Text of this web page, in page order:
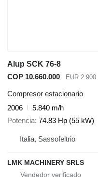
Alup SCK 76-8
COP 10.660.000
EUR 2.900
Compresor estacionario
2006
5.840 m/h
Potencia 74.83 Hp (55 kW)
Italia, Sassofeltrio
LMK MACHINERY SRLS